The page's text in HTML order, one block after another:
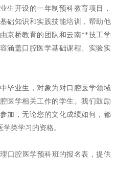
生开设的一年制预科教育项目，
础知识和实践技能培训，帮助他
京桥教育的团队和云南**技工学
涵盖口腔医学基础课程、实验实
毕业生，对象为对口腔医学领域
医学相关工作的学生。我们鼓励
加，无论您的文化成绩如何，都
类学习的资格。
口腔医学预科班的报名表，提供